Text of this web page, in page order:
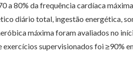
a 80% da frequência cardíaca
diário total, ingestão energética,
máxima foram avaliados no
supervisionados foi ≥90%